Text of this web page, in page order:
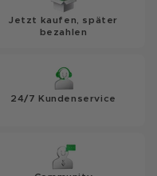
Jetzt kaufen, später
bezahlen
24/7 Kundenservice